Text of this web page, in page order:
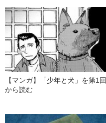
【マンガ】「少年と犬」を第1回
から読む